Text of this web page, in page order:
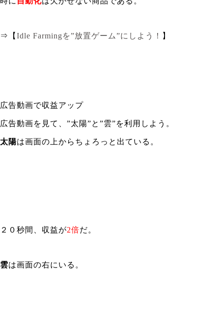
⇒【 Idle Farmingを”放置ゲーム”にしよう！ 】
広告動画で収益アップ
広告動画を見て、”太陽”と”雲”を利用しよう。
太陽は画面の上からちょろっと出ている。
２０秒間、収益が2倍だ。
雲は画面の右にいる。